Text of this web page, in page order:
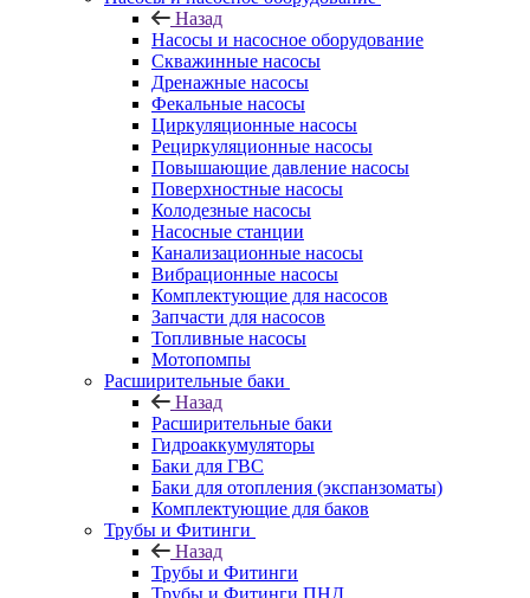
Назад
Насосы и насосное оборудование
Скважинные насосы
Дренажные насосы
Фекальные насосы
Циркуляционные насосы
Рециркуляционные насосы
Повышающие давление насосы
Поверхностные насосы
Колодезные насосы
Насосные станции
Канализационные насосы
Вибрационные насосы
Комплектующие для насосов
Запчасти для насосов
Топливные насосы
Мотопомпы
Расширительные баки
Назад
Расширительные баки
Гидроаккумуляторы
Баки для ГВС
Баки для отопления (экспанзоматы)
Комплектующие для баков
Трубы и Фитинги
Назад
Трубы и Фитинги
Трубы и Фитинги ПНД